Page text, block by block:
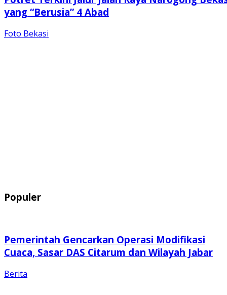
yang “Berusia” 4 Abad
Foto Bekasi
Populer
Pemerintah Gencarkan Operasi Modifikasi
Cuaca, Sasar DAS Citarum dan Wilayah Jabar
Berita